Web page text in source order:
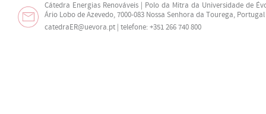
Cátedra Energias Renováveis | Polo da Mitra da Universidade de
Ário Lobo de Azevedo, 7000-083 Nossa Senhora da Tourega, Portugal
catedraER@uevora.pt | telefone: +351 266 740 800